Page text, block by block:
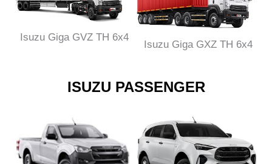
Isuzu Giga GVZ TH 6x4
Isuzu Giga GXZ TH 6x4
ISUZU PASSENGER